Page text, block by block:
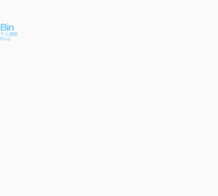
Bin
个人博客
Blog